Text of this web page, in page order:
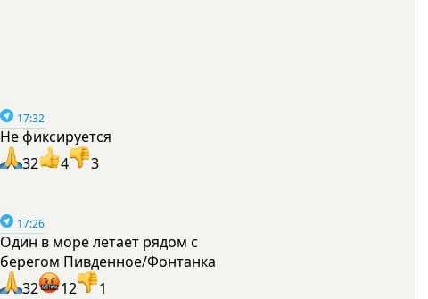
17:32
Не фиксируется
32
4 3
17:26
Один в море летает рядом с
берегом Пивденное/Фонтанка
32
12 1